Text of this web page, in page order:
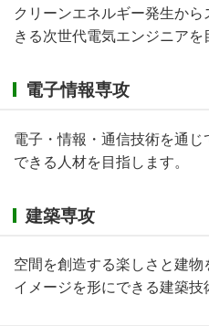
クリーンエネルギー発生か
きる次世代電気エンジニアを
電子情報専攻
電子・情報・通信技術を通
できる人材を目指します。
建築専攻
空間を創造する楽しさと建物
イメージを形にできる建築技